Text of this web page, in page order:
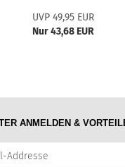
UVP 49,95 EUR
Nur 43,68 EUR
ANMELDEN &